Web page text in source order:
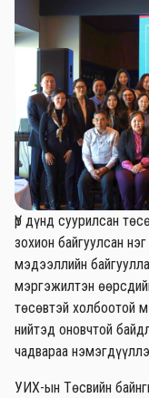
Үр дүнд суурилсан
зохион байгуулсан
мэдээллийн
мэргэжилтэн
төсөвтэй холбоотой
нийтэд оновчтой
чадвараа
УИХ-ын Төсвийн